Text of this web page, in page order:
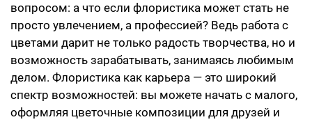
вопросом: а что если флористика может стать не
просто увлечением, а профессией? Ведь работа с
цветами дарит не только радость творчества, но и
возможность зарабатывать, занимаясь любимым
делом. Флористика как карьера — это широкий
спектр возможностей: вы можете начать с малого,
оформляя цветочные композиции для друзей и